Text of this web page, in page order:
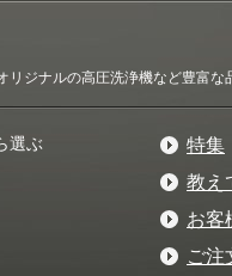
ジナルの高圧洗浄機など豊富な
選ぶ
特集
教え
お客
ご注